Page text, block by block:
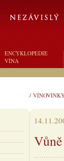
ENCYKLOPEDIE
VÍNA
/